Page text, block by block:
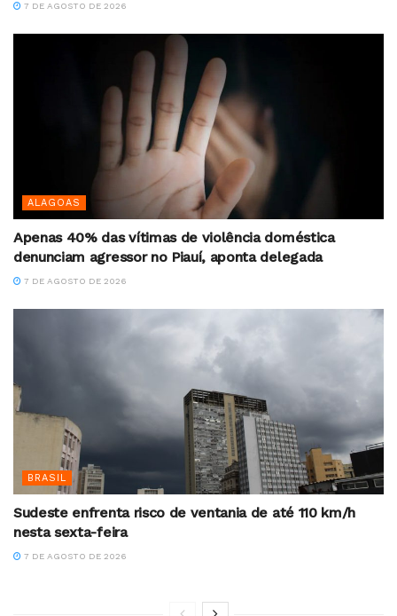
7 DE AGOSTO DE 2026
ALAGOAS
Apenas 40% das vítimas de violência doméstica
denunciam agressor no Piauí, aponta delegada
7 DE AGOSTO DE 2026
BRASIL
Sudeste enfrenta risco de ventania de até 110 km/h
nesta sexta-feira
7 DE AGOSTO DE 2026